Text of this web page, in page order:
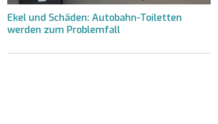
Ekel und Schäden: Autobahn-Toiletten
werden zum Problemfall